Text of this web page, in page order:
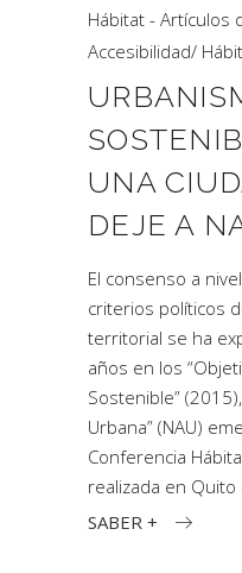
Hábitat - Artículos
Accesibilidad/
UNA
DEJE A
El consenso a
criterios políticos
territorial se ha
años en los
Sostenible”
Urbana” (NAU)
Conferencia
realizada en
SABER +